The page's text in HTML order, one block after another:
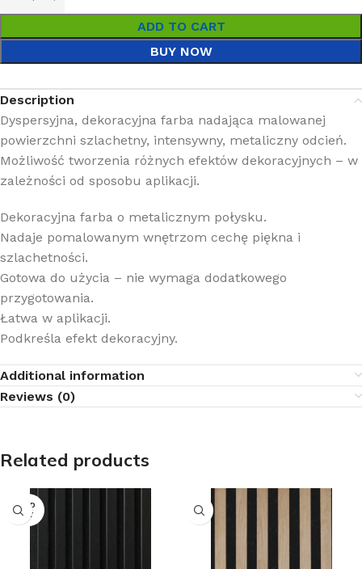
ADD TO CART
BUY NOW
Description
Dyspersyjna, dekoracyjna farba nadająca malowanej
powierzchni szlachetny, intensywny, metaliczny odcień.
Możliwość tworzenia różnych efektów dekoracyjnych – w
zależności od sposobu aplikacji.
Dekoracyjna farba o metalicznym połysku.
Nadaje pomalowanym wnętrzom cechę piękna i
szlachetności.
Gotowa do użycia – nie wymaga dodatkowego
przygotowania.
Łatwa w aplikacji.
Podkreśla efekt dekoracyjny.
Additional information
Reviews (0)
Related products
SOLD
OUT